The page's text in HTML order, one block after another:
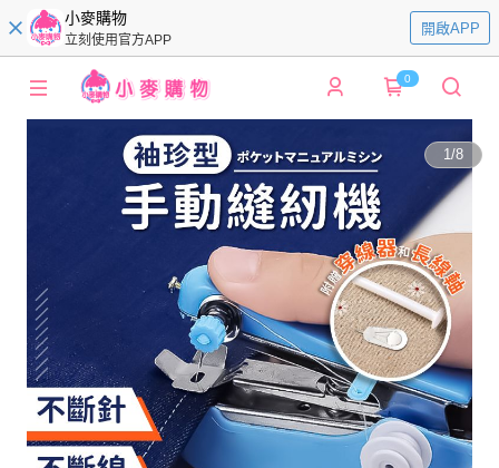
小麥購物
立刻使用官方APP
開啟APP
0
1/8